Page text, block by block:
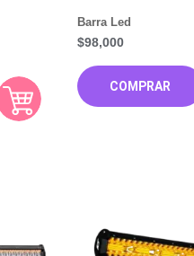
Barra Led
COMPRAR
$98,000